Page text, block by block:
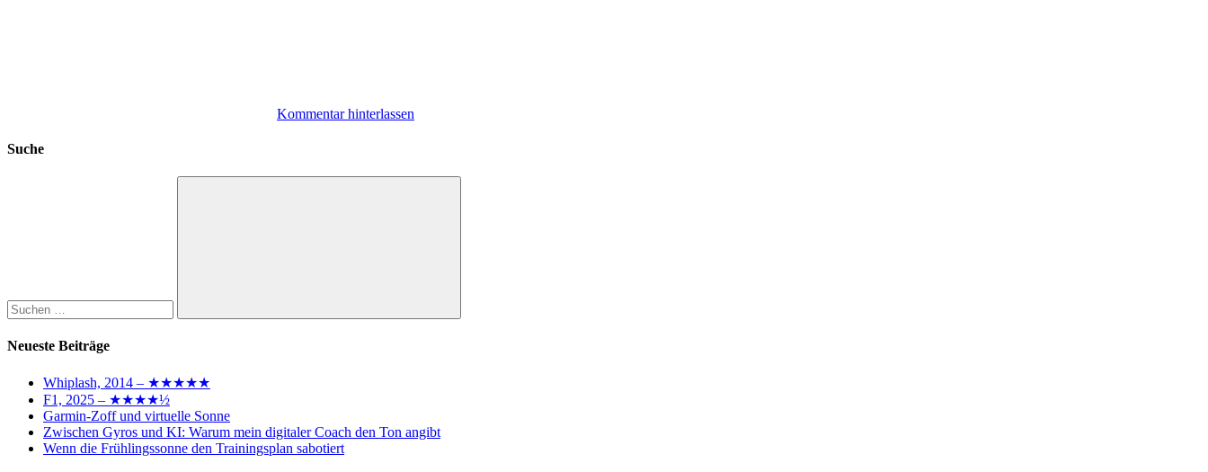
Kommentar hinterlassen
Suche
Suchen
Neueste Beiträge
Whiplash, 2014 – ★★★★★
F1, 2025 – ★★★★½
Garmin-Zoff und virtuelle Sonne
Zwischen Gyros und KI: Warum mein digitaler Coach den Ton angibt
Wenn die Frühlingssonne den Trainingsplan sabotiert